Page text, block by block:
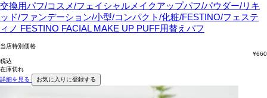
交換用パフ/コスメ/フェイシャルメイクアップパフ/パウダー/リキ
ッド/ファンデーション/小型/コンパクト/化粧/FESTINO/フェステ
ィノ FESTINO FACIAL MAKE UP PUFF用替えパフ
当店特別価格
¥660
税込
在庫切れ
詳細を見る
お気に入りに登録する